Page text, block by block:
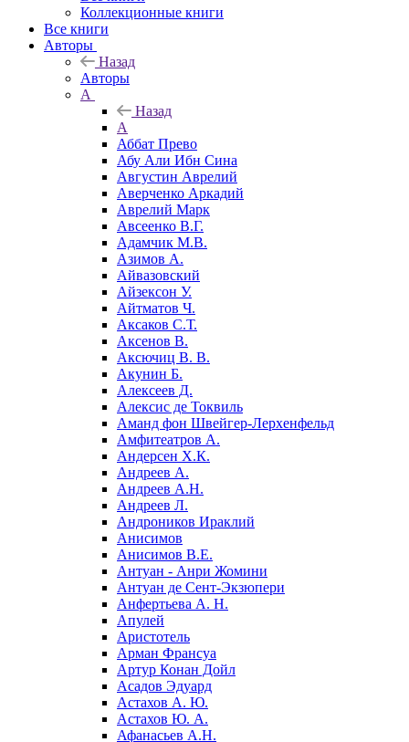
Коллекционные книги
Все книги
Авторы
Назад
Авторы
А
Назад
А
Аббат Прево
Абу Али Ибн Сина
Августин Аврелий
Аверченко Аркадий
Аврелий Марк
Авсеенко В.Г.
Адамчик М.В.
Азимов А.
Айвазовский
Айзексон У.
Айтматов Ч.
Аксаков С.Т.
Аксенов В.
Аксючиц В. В.
Акунин Б.
Алексеев Д.
Алексис де Токвиль
Аманд фон Швейгер-Лерхенфельд
Амфитеатров А.
Андерсен Х.К.
Андреев А.
Андреев А.Н.
Андреев Л.
Андроников Ираклий
Анисимов
Анисимов В.Е.
Антуан - Анри Жомини
Антуан де Сент-Экзюпери
Анфертьева А. Н.
Апулей
Аристотель
Арман Франсуа
Артур Конан Дойл
Асадов Эдуард
Астахов А. Ю.
Астахов Ю. А.
Афанасьев А.Н.